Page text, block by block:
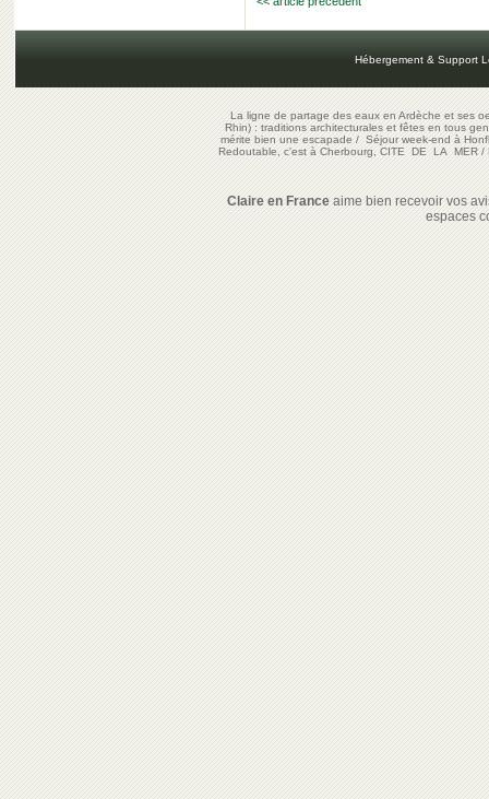
Hébergement & Support
La ligne de partage des eaux en Ardèche et ses
Rhin) : traditions architecturales et fêtes en tous
mérite bien une escapade/Séjour week-end à
Redoutable, c'est à Cherbourg, CITE DE LA MER/
Claire en Franceaime bien recevoir vos
espaces